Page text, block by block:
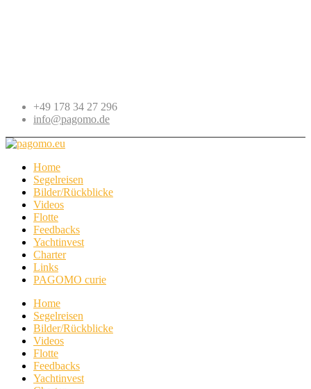
+49 178 34 27 296
info@pagomo.de
Home
Segelreisen
Bilder/Rückblicke
Videos
Flotte
Feedbacks
Yachtinvest
Charter
Links
PAGOMO curie
Home
Segelreisen
Bilder/Rückblicke
Videos
Flotte
Feedbacks
Yachtinvest